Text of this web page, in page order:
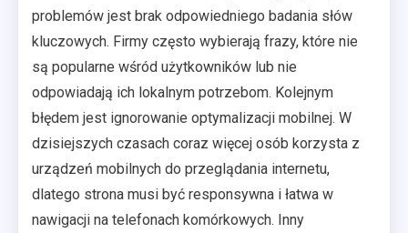
problemów jest brak odpowiedniego badania słów
kluczowych. Firmy często wybierają frazy, które nie
są popularne wśród użytkowników lub nie
odpowiadają ich lokalnym potrzebom. Kolejnym
błędem jest ignorowanie optymalizacji mobilnej. W
dzisiejszych czasach coraz więcej osób korzysta z
urządzeń mobilnych do przeglądania internetu,
dlatego strona musi być responsywna i łatwa w
nawigacji na telefonach komórkowych. Inny